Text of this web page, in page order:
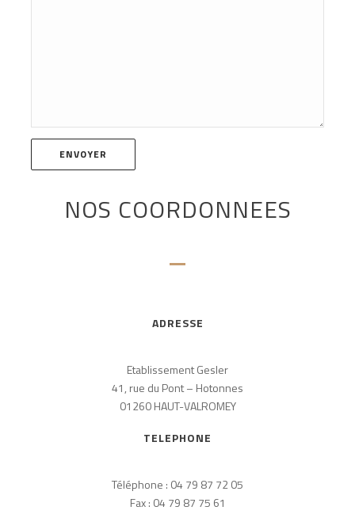
NOS COORDONNEES
ADRESSE
Etablissement Gesler
41, rue du Pont – Hotonnes
01260 HAUT-VALROMEY
TELEPHONE
Téléphone : 04 79 87 72 05
Fax : 04 79 87 75 61